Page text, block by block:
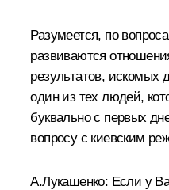
Разумеется, по
развиваются
результатов, искомых
один из тех людей,
буквально с первых
вопросу с киевским
А.Лукашенко: Если у